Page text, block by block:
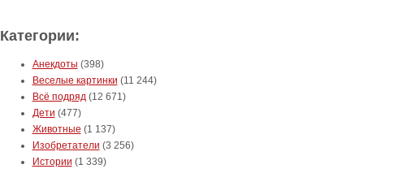
Категории:
Анекдоты (398)
Веселые картинки (11 244)
Всё подряд(12 671)
Дети (477)
Животные (1 137)
Изобретатели (3 256)
Истории (1 339)